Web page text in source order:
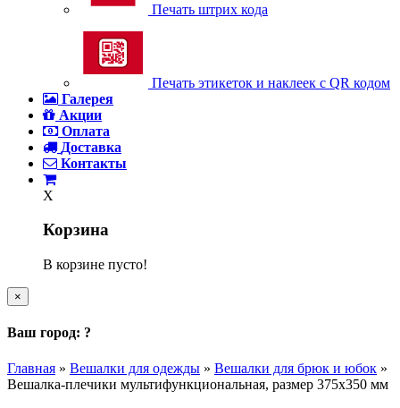
Печать штрих кода
Печать этикеток и наклеек с QR кодом
Галерея
Акции
Оплата
Доставка
Контакты
X
Корзина
В корзине пусто!
×
Ваш город: ?
Главная » Вешалки для одежды » Вешалки для брюк и юбок »
Вешалка-плечики мультифункциональная, размер 375x350 мм